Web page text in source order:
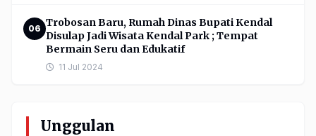
06 Trobosan Baru, Rumah Dinas Bupati Kendal
Disulap Jadi Wisata Kendal Park ; Tempat
Bermain Seru dan Edukatif
11 Jul 2024
Unggulan